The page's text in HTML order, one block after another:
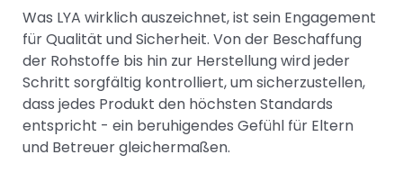
Was LYA wirklich auszeichnet, ist sein Engagement
für Qualität und Sicherheit. Von der Beschaffung
der Rohstoffe bis hin zur Herstellung wird jeder
Schritt sorgfältig kontrolliert, um sicherzustellen,
dass jedes Produkt den höchsten Standards
entspricht - ein beruhigendes Gefühl für Eltern
und Betreuer gleichermaßen.